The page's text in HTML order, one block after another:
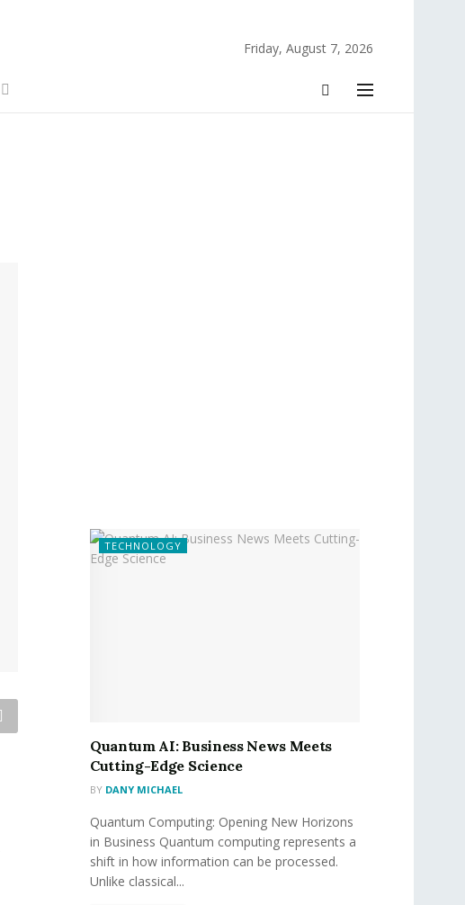
Friday, August 7, 2026
TECHNOLOGY
Quantum AI: Business News Meets
Cutting-Edge Science
BY DANY MICHAEL
Quantum Computing: Opening New Horizons
in Business Quantum computing represents a
shift in how information can be processed.
Unlike classical...